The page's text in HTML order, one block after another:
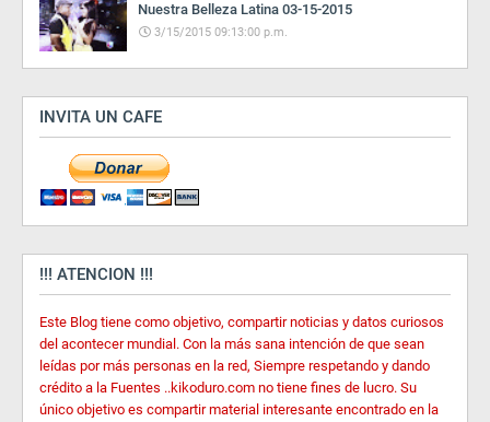
Nuestra Belleza Latina 03-15-2015
3/15/2015 09:13:00 p.m.
INVITA UN CAFE
!!! ATENCION !!!
Este Blog tiene como objetivo, compartir noticias y datos curiosos
del acontecer mundial. Con la más sana intención de que sean
leídas por más personas en la red, Siempre respetando y dando
crédito a la Fuentes ..kikoduro.com no tiene fines de lucro. Su
único objetivo es compartir material interesante encontrado en la